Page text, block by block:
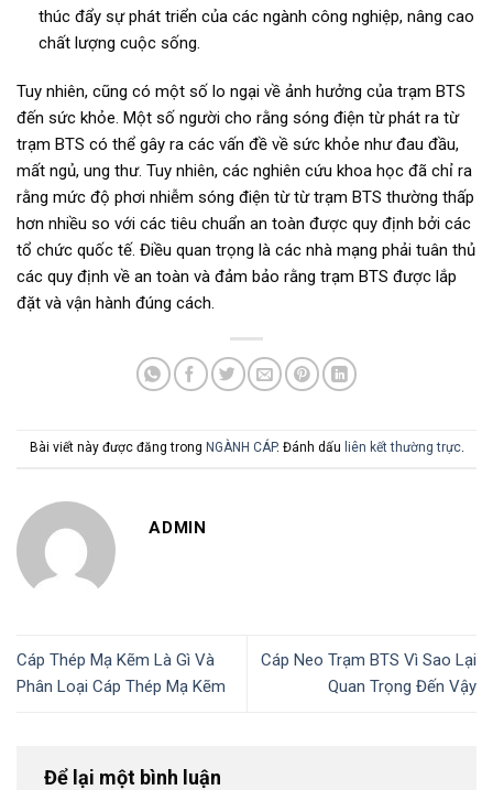
thúc đẩy sự phát triển của các ngành công nghiệp, nâng cao
chất lượng cuộc sống.
Tuy nhiên, cũng có một số lo ngại về ảnh hưởng của trạm BTS
đến sức khỏe. Một số người cho rằng sóng điện từ phát ra từ
trạm BTS có thể gây ra các vấn đề về sức khỏe như đau đầu,
mất ngủ, ung thư. Tuy nhiên, các nghiên cứu khoa học đã chỉ ra
rằng mức độ phơi nhiễm sóng điện từ từ trạm BTS thường thấp
hơn nhiều so với các tiêu chuẩn an toàn được quy định bởi các
tổ chức quốc tế. Điều quan trọng là các nhà mạng phải tuân thủ
các quy định về an toàn và đảm bảo rằng trạm BTS được lắp
đặt và vận hành đúng cách.
Bài viết này được đăng trong NGÀNH CÁP. Đánh dấu liên kết thường trực.
ADMIN
Cáp Thép Mạ Kẽm Là Gì Và
Phân Loại Cáp Thép Mạ Kẽm
Cáp Neo Trạm BTS Vì Sao Lại
Quan Trọng Đến Vậy
Để lại một bình luận